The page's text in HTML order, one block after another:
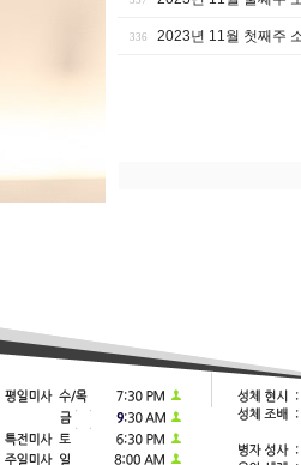
336 2023년 11월 첫째주